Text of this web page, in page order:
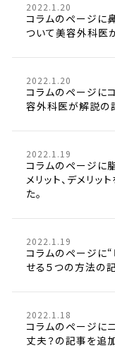
2022.1.20
コラムのページに
ついて美容外科医
2022.1.20
コラムのページに
容外科医が解説の
2022.1.19
コラムのページに
メリット、デメリ
た。
2022.1.19
コラムのページに
せる５つの方法の
2022.1.18
コラムのページに
丈夫？の記事を追